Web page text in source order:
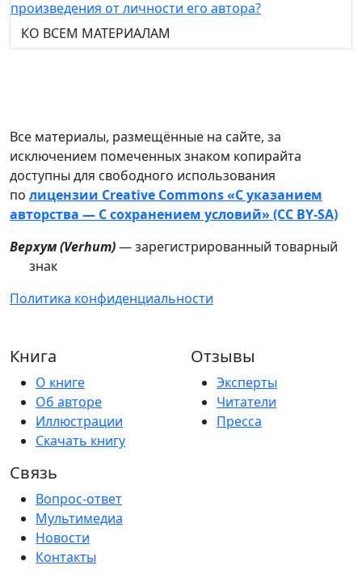
произведения от личности его автора?
КО ВСЕМ МАТЕРИАЛАМ
Все материалы, размещённые на сайте, за
исключением помеченных знаком копирайта
доступны для свободного использования
по лицензии Creative Commons «С указанием
авторства — С сохранением условий» (CC BY-SA)
Верхум (Verhum)— зарегистрированный товарный
знак
Политика конфиденциальности
Книга
О книге
Об авторе
Иллюстрации
Скачать книгу
Отзывы
Эксперты
Читатели
Пресса
Связь
Вопрос-ответ
Мультимедиа
Новости
Контакты